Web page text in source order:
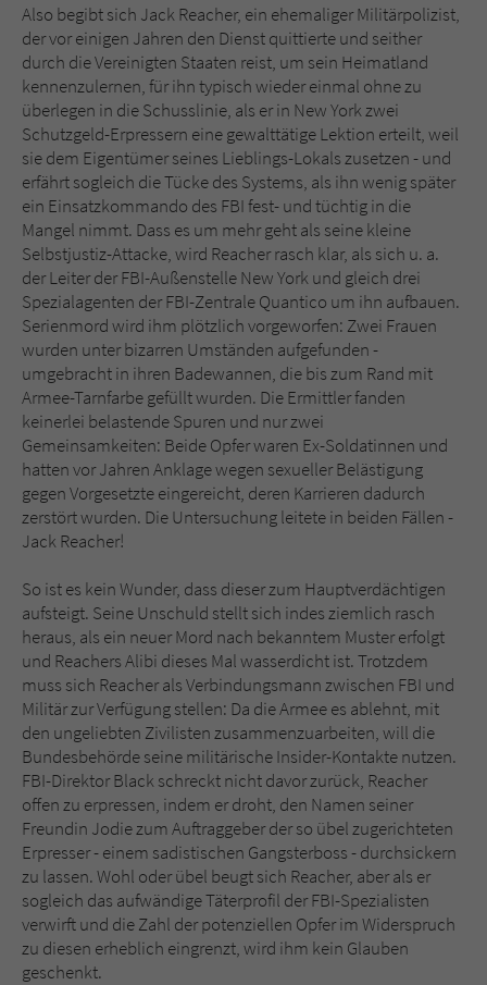
Also begibt sich Jack Reacher, ein ehemaliger Militärpolizist,
der vor einigen Jahren den Dienst quittierte und seither
durch die Vereinigten Staaten reist, um sein Heimatland
kennenzulernen, für ihn typisch wieder einmal ohne zu
überlegen in die Schusslinie, als er in New York zwei
Schutzgeld-Erpressern eine gewalttätige Lektion erteilt, weil
sie dem Eigentümer seines Lieblings-Lokals zusetzen - und
erfährt sogleich die Tücke des Systems, als ihn wenig später
ein Einsatzkommando des FBI fest- und tüchtig in die
Mangel nimmt. Dass es um mehr geht als seine kleine
Selbstjustiz-Attacke, wird Reacher rasch klar, als sich u. a.
der Leiter der FBI-Außenstelle New York und gleich drei
Spezialagenten der FBI-Zentrale Quantico um ihn aufbauen.
Serienmord wird ihm plötzlich vorgeworfen: Zwei Frauen
wurden unter bizarren Umständen aufgefunden -
umgebracht in ihren Badewannen, die bis zum Rand mit
Armee-Tarnfarbe gefüllt wurden. Die Ermittler fanden
keinerlei belastende Spuren und nur zwei
Gemeinsamkeiten: Beide Opfer waren Ex-Soldatinnen und
hatten vor Jahren Anklage wegen sexueller Belästigung
gegen Vorgesetzte eingereicht, deren Karrieren dadurch
zerstört wurden. Die Untersuchung leitete in beiden Fällen -
Jack Reacher!
So ist es kein Wunder, dass dieser zum Hauptverdächtigen
aufsteigt. Seine Unschuld stellt sich indes ziemlich rasch
heraus, als ein neuer Mord nach bekanntem Muster erfolgt
und Reachers Alibi dieses Mal wasserdicht ist. Trotzdem
muss sich Reacher als Verbindungsmann zwischen FBI und
Militär zur Verfügung stellen: Da die Armee es ablehnt, mit
den ungeliebten Zivilisten zusammenzuarbeiten, will die
Bundesbehörde seine militärische Insider-Kontakte nutzen.
FBI-Direktor Black schreckt nicht davor zurück, Reacher
offen zu erpressen, indem er droht, den Namen seiner
Freundin Jodie zum Auftraggeber der so übel zugerichteten
Erpresser - einem sadistischen Gangsterboss - durchsickern
zu lassen. Wohl oder übel beugt sich Reacher, aber als er
sogleich das aufwändige Täterprofil der FBI-Spezialisten
verwirft und die Zahl der potenziellen Opfer im Widerspruch
zu diesen erheblich eingrenzt, wird ihm kein Glauben
geschenkt.